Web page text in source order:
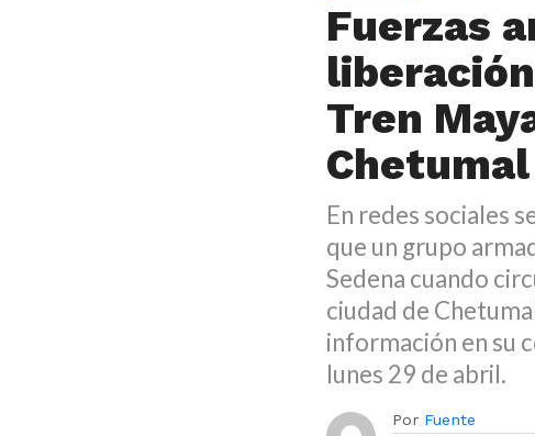
Fuerzas
Tren
Chetumal
En redes sociales
que un grupo
Sedena cuando
ciudad de
información en su
lunes 29 de abril.
Por Fuente